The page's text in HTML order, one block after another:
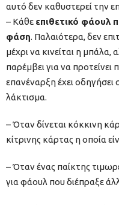
αυτό δεν καθυστερεί την
– Κάθε επιθετικό φάουλ
φάση. Παλαιότερα, δεν
μέχρι να κινείται η
παρέμβει για να προτείνει
επανέναρξη έχει οδηγήσει
λάκτισμα.
– Όταν δίνεται κόκκινη
κίτρινης κάρτας η οποία
– Όταν ένας παίκτης
για φάουλ που διέπραξε